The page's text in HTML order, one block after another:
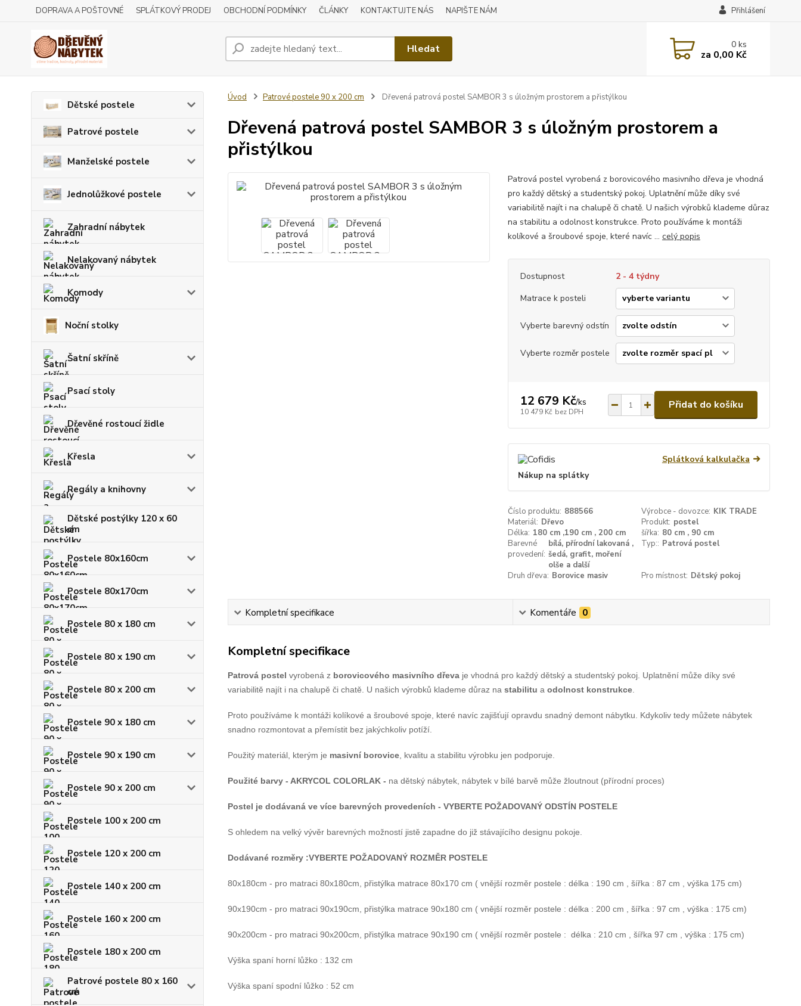
DOPRAVA A POŠTOVNÉ SPLÁTKOVÝ PRODEJ OBCHODNÍ PODMÍNKY ČLÁNKY KONTAKTUJTE NÁS NAPIŠTE NÁM Přihlášení
Hledat 0ks
za 0,00 Kč
Dětské postele
Patrové postele
Manželské postele
Jednolůžkové postele
Zahradní nábytek
Nelakovaný nábytek
Komody
Noční stolky
Šatní skříně
Psací stoly
Dřevěné rostoucí židle
Křesla
Regály a knihovny
Dětské postýlky 120 x 60
cm
Postele 80x160cm
Postele 80x170cm
Postele 80 x 180 cm
Postele 80 x 190 cm
Postele 80 x 200 cm
Postele 90 x 180 cm
Postele 90 x 190 cm
Postele 90 x 200 cm
Postele 100 x 200 cm
Postele 120 x 200 cm
Postele 140 x 200 cm
Postele 160 x 200 cm
Postele 180 x 200 cm
Patrové postele 80 x 160
cm
Úvod Patrové postele 90 x 200 cm Dřevená patrová postel SAMBOR 3 s úložným prostorem a přistýlkou
Dřevená patrová postel SAMBOR 3 s úložným prostorem a
přistýlkou
Patrová postel vyrobená z borovicového masivního dřeva je vhodná
pro každý dětský a studentský pokoj. Uplatnění může díky své
variabilitě najít i na chalupě či chatě. U našich výrobků klademe důraz
na stabilitu a odolnost konstrukce. Proto používáme k montáži
kolíkové a šroubové spoje, které navíc ... celý popis
Dostupnost
2 - 4 týdny
Matrace k posteli
Vyberte barevný odstín
Vyberte rozměr postele
12 679 Kč/ks
10 479 Kč bez DPH
Přidat do košíku
Splátková kalkulačka
Nákup na splátky
Číslo produktu: 888566 Výrobce - dovozce: KIK TRADE
Materiál: Dřevo Produkt: postel
Délka: 180 cm ,190 cm , 200 cm šířka: 80 cm , 90 cm
Barevné
provedení:
bílá, přírodní lakovaná ,
šedá, grafit, moření
olše a další
Typ:: Patrová postel
Druh dřeva: Borovice masiv Pro místnost: Dětský pokoj
Kompletní specifikace Komentáře 0
Kompletní specifikace
Patrová postel vyrobená z borovicového masivního dřevaje vhodná pro každý dětský a studentský pokoj. Uplatnění může díky své
variabilitě najít i na chalupě či chatě. U našich výrobků klademe důraz na stabilitu a odolnost konstrukce.
Proto používáme k montáži kolíkové a šroubové spoje, které navíc zajišťují opravdu snadný demont nábytku. Kdykoliv tedy můžete nábytek
snadno rozmontovat a přemístit bez jakýchkoliv potíží.
Použitý materiál, kterým je masivní borovice, kvalitu a stabilitu výrobku jen podporuje.
Použité barvy - AKRYCOL COLORLAK - na dětský nábytek, nábytek v bílé barvě může žloutnout (přírodní proces)
Postel je dodávaná ve více barevných provedeních - VYBERTE POŽADOVANÝ ODSTÍN POSTELE
S ohledem na velký vývěr barevných možností jistě zapadne do již stávajícího designu pokoje.
Dodávané rozměry :VYBERTE POŽADOVANÝ ROZMĚR POSTELE
80x180cm - pro matraci 80x180cm, přistýlka matrace 80x170 cm ( vnější rozměr postele : délka : 190 cm , šířka : 87 cm , výška 175 cm)
90x190cm - pro matraci 90x190cm, přistýlka matrace 90x180 cm ( vnější rozměr postele : délka : 200 cm , šířka : 97 cm , výška : 175 cm)
90x200cm - pro matraci 90x200cm, přistýlka matrace 90x190 cm ( vnější rozměr postele : délka : 210 cm , šířka 97 cm , výška : 175 cm)
Výška spaní horní lůžko : 132 cm
Výška spaní spodní lůžko : 52 cm